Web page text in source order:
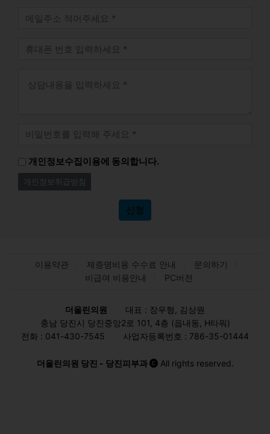
개인정보수집이용에 동의합니다.
개인정보취급방침
신청
이용약관 제증명비용 수수료 안내
문의하기
비급여 비용안내
PC버전
더올린의원
대표 : 장우형, 김상원
충남 당진시 당진중앙2로 101, 4층 (읍내동, H타워)
전화 : 041-430-7545
사업자등록번호 : 786-35-01444
더올린의원 당진 - 당진피부과 All rights reserved.